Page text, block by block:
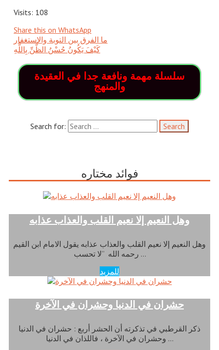
Visits: 108
Share this on WhatsApp
ما الفرق بين التوبة والاستغفار
كَيْفَ يَكُونُ حُسْنُ الظَّنِّ بِاللَّهِ
سلسلة مهمة ونافعة جدا في العقيدة
والمنهج
Search for:
فوائد مختاره
وهل النعيم إلا نعيم القلب والعذاب عذابه
وهل النعيم إلا نعيم القلب والعذاب عذابه يقول الامام ابن القيم
رحمه الله “لا تحسب …
للمزيد
حشران في الدنيا وحشران في الآخرة
ذكر القرطبي في تذكرته أن الحشر أربع : حشران في الدنيا
وحشران في الآخرة ، فاللذان في الدنيا …